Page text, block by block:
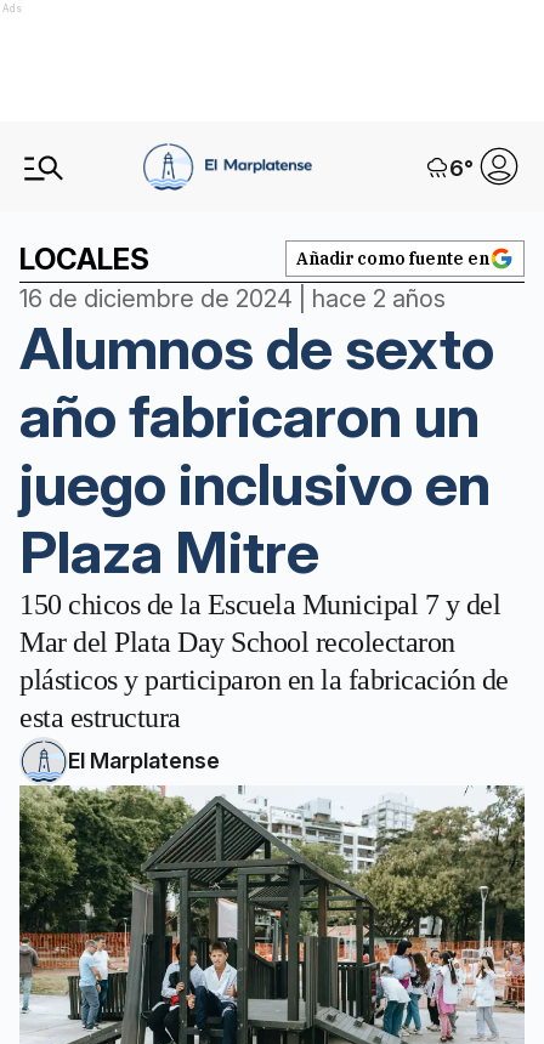
Ads
6°
LOCALES Añadir como fuente en
16 de diciembre de 2024 | hace 2 años
Alumnos de sexto
año fabricaron un
juego inclusivo en
Plaza Mitre
150 chicos de la Escuela Municipal 7 y del
Mar del Plata Day School recolectaron
plásticos y participaron en la fabricación de
esta estructura
El Marplatense